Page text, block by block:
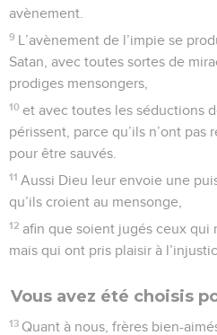
avènement.
9 L’avènement de l’impie se
Satan, avec toutes sortes de
prodiges mensongers,
10 et avec toutes les séductions
périssent, parce qu’ils n’ont pas
pour être sauvés.
11 Aussi Dieu leur envoie une
qu’ils croient au mensonge,
12 afin que soient jugés ceux qui
mais qui ont pris plaisir à
Vous avez été choisis
13 Quant à nous, frères bien-